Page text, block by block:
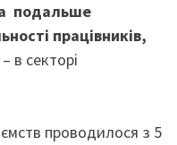
подальше
працівників,
в секторі
проводилося з 5